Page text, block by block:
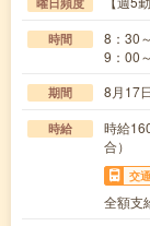
時間
8：30
9：00
期間 8月17
時給
時給
合）
交
全額支